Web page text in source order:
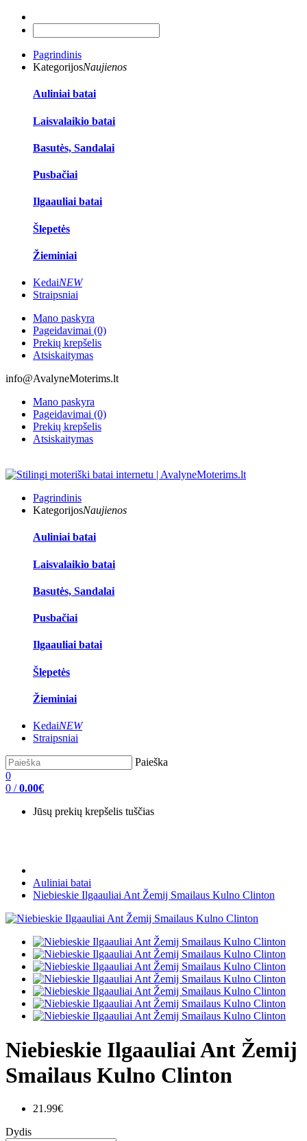
Pagrindinis
KategorijosNaujienos
Auliniai batai
Laisvalaikio batai
Basutės, Sandalai
Pusbačiai
Ilgaauliai batai
Šlepetės
Žieminiai
KedaiNEW
Straipsniai
Mano paskyra
Pageidavimai (0)
Prekių krepšelis
Atsiskaitymas
info@AvalyneMoterims.lt
Mano paskyra
Pageidavimai (0)
Prekių krepšelis
Atsiskaitymas
Pagrindinis
KategorijosNaujienos
Auliniai batai
Laisvalaikio batai
Basutės, Sandalai
Pusbačiai
Ilgaauliai batai
Šlepetės
Žieminiai
KedaiNEW
Straipsniai
Paieška
0
0 / 0.00€
Jūsų prekių krepšelis tuščias
Auliniai batai
Niebieskie Ilgaauliai Ant Žemij Smailaus Kulno Clinton
Niebieskie Ilgaauliai Ant Žemij
Smailaus Kulno Clinton
21.99€
Dydis